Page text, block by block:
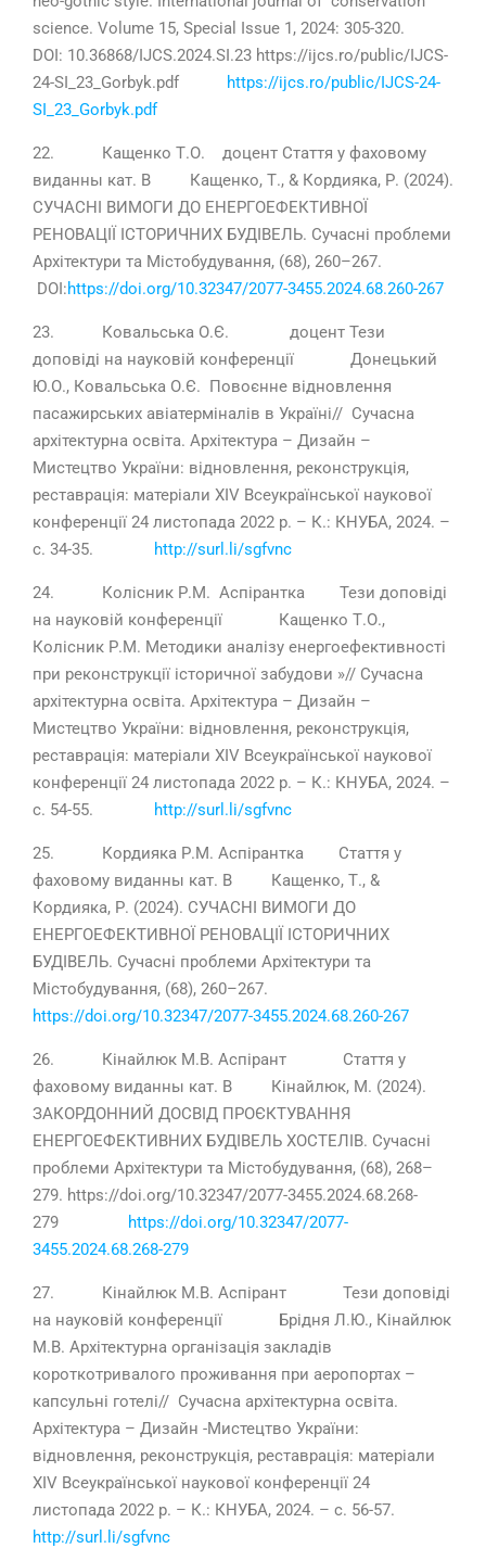
science. Volume 15, Special Issue 1, 2024: 305-320.
DOI: 10.36868/IJCS.2024.SI.23 https://ijcs.ro/public/IJCS-
24-SI_23_Gorbyk.pdf
https://ijcs.ro/public/IJCS-24-
SI_23_Gorbyk.pdf
22. Кащенко Т.О. доцент Стаття у фаховому
виданны кат. В Кащенко, Т., & Кордияка, Р. (2024).
СУЧАСНІ ВИМОГИ ДО ЕНЕРГОЕФЕКТИВНОЇ
РЕНОВАЦІЇ ІСТОРИЧНИХ БУДІВЕЛЬ. Сучасні проблеми
Архітектури та Містобудування, (68), 260–267.
DOI:https://doi.org/10.32347/2077-3455.2024.68.260-267
23. Ковальська О.Є. доцент Тези
доповіді на науковій конференції Донецький
Ю.О., Ковальська О.Є. Повоєнне відновлення
пасажирських авіатерміналів в Україні// Сучасна
архітектурна освіта. Архітектура – Дизайн –
Мистецтво України: відновлення, реконструкція,
реставрація: матеріали ХІV Всеукраїнської наукової
конференції 24 листопада 2022 р. – К.: КНУБА, 2024. –
с. 34-35.
http://surl.li/sgfvnc
24. Колісник Р.М. Аспірантка Тези доповіді
на науковій конференції Кащенко Т.О.,
Колісник Р.М. Методики аналізу енергоефективності
при реконструкції історичної забудови »// Сучасна
архітектурна освіта. Архітектура – Дизайн –
Мистецтво України: відновлення, реконструкція,
реставрація: матеріали ХІV Всеукраїнської наукової
конференції 24 листопада 2022 р. – К.: КНУБА, 2024. –
с. 54-55.
http://surl.li/sgfvnc
25. Кордияка Р.М. Аспірантка Стаття у
фаховому виданны кат. В Кащенко, Т., &
Кордияка, Р. (2024). СУЧАСНІ ВИМОГИ ДО
ЕНЕРГОЕФЕКТИВНОЇ РЕНОВАЦІЇ ІСТОРИЧНИХ
БУДІВЕЛЬ. Сучасні проблеми Архітектури та
Містобудування, (68), 260–267.
https://doi.org/10.32347/2077-3455.2024.68.260-267
26. Кінайлюк М.В. Аспірант Стаття у
фаховому виданны кат. В Кінайлюк, М. (2024).
ЗАКОРДОННИЙ ДОСВІД ПРОЄКТУВАННЯ
ЕНЕРГОЕФЕКТИВНИХ БУДІВЕЛЬ ХОСТЕЛІВ. Сучасні
проблеми Архітектури та Містобудування, (68), 268–
279. https://doi.org/10.32347/2077-3455.2024.68.268-
279
https://doi.org/10.32347/2077-
3455.2024.68.268-279
27. Кінайлюк М.В. Аспірант Тези доповіді
на науковій конференції Брідня Л.Ю., Кінайлюк
М.В. Архітектурна організація закладів
короткотривалого проживання при аеропортах –
капсульні готелі// Сучасна архітектурна освіта.
Архітектура – Дизайн -Мистецтво України:
відновлення, реконструкція, реставрація: матеріали
ХІV Всеукраїнської наукової конференції 24
листопада 2022 р. – К.: КНУБА, 2024. – с. 56-57.
http://surl.li/sgfvnc